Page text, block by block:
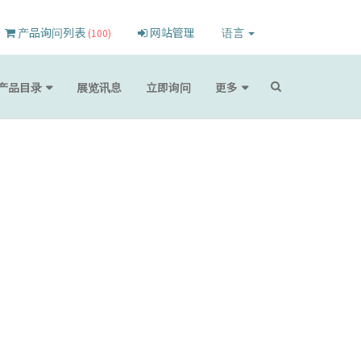
产品询问列表 (100) 网站管理 语言
品目录 展览讯息 立即询问 更多